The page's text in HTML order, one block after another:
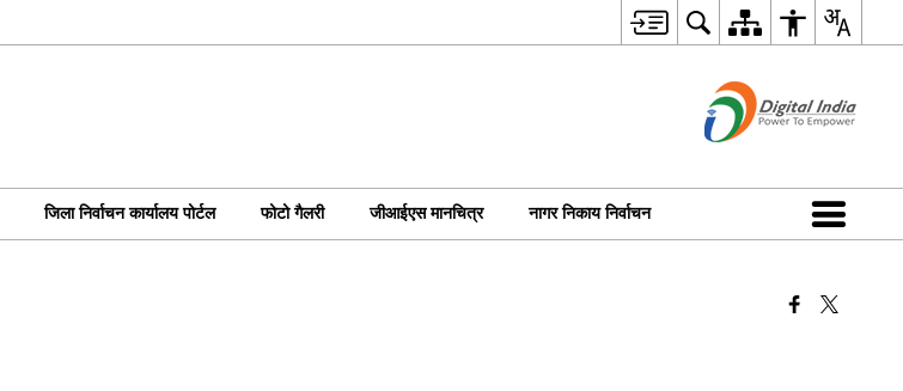
जिला निर्वाचन कार्यालय पोर्टल फोटो गैलरी जीआईएस मानचित्र नागर निकाय निर्वाचन